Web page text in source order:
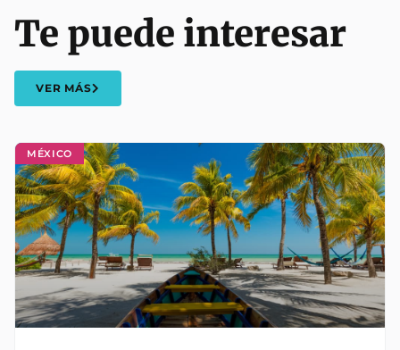
MÉXICO
Te puede interesar
VER MÁS